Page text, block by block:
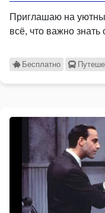
Приглашаю на
всё, что важно
Бесплатно